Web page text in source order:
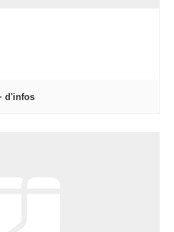
d'infos